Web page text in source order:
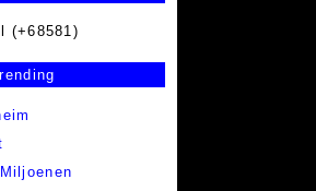
(+68581)